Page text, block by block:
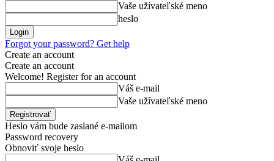
Vaše užívateľské meno
heslo
Forgot your password? Get help
Create an account
Create an account
Welcome! Register for an account
Váš e-mail
Vaše užívateľské meno
Heslo vám bude zaslané e-mailom
Password recovery
Obnoviť svoje heslo